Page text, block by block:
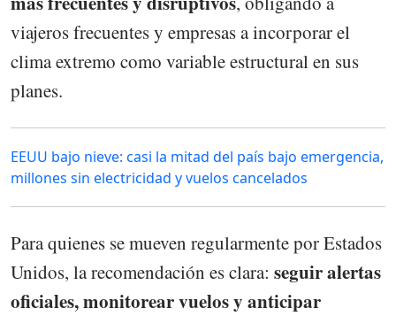
viajeros frecuentes y empresas a incorporar el
clima extremo como variable estructural en sus
planes.
EEUU bajo nieve: casi la mitad del país bajo emergencia,
millones sin electricidad y vuelos cancelados
Para quienes se mueven regularmente por Estados
Unidos, la recomendación es clara: seguir alertas
oficiales, monitorear vuelos y anticipar